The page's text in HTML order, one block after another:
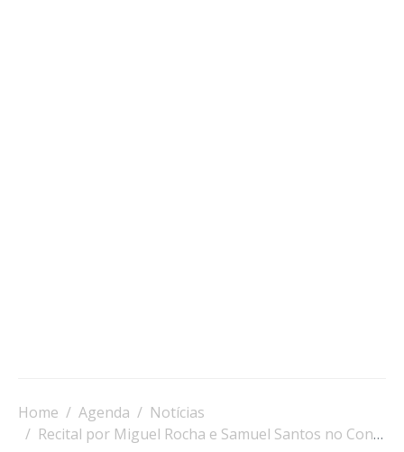
Home Agenda
Notícias
Recital por Miguel Rocha e Samuel Santos no Convento dos Remédios em Évora